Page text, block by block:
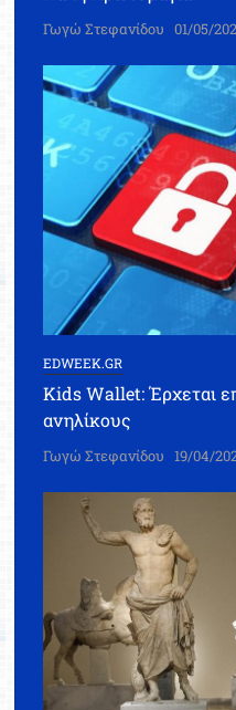
Γωγώ Στεφανίδου 01/05/
EDWEEK.GR
Kids Wallet: Έρχεται
ανηλίκους
Γωγώ Στεφανίδου 19/04/